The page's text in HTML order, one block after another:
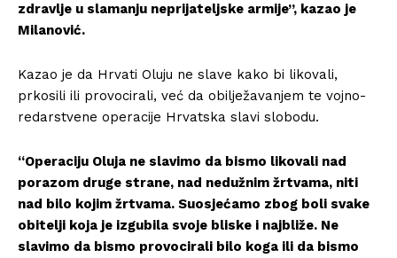
zdravlje u slamanju neprijateljske armije”, kazao je
Milanović.
Kazao je da Hrvati Oluju ne slave kako bi likovali,
prkosili ili provocirali, već da obilježavanjem te vojno-
redarstvene operacije Hrvatska slavi slobodu.
“Operaciju Oluja ne slavimo da bismo likovali nad
porazom druge strane, nad nedužnim žrtvama, niti
nad bilo kojim žrtvama. Suosjećamo zbog boli svake
obitelji koja je izgubila svoje bliske i najbliže. Ne
slavimo da bismo provocirali bilo koga ili da bismo